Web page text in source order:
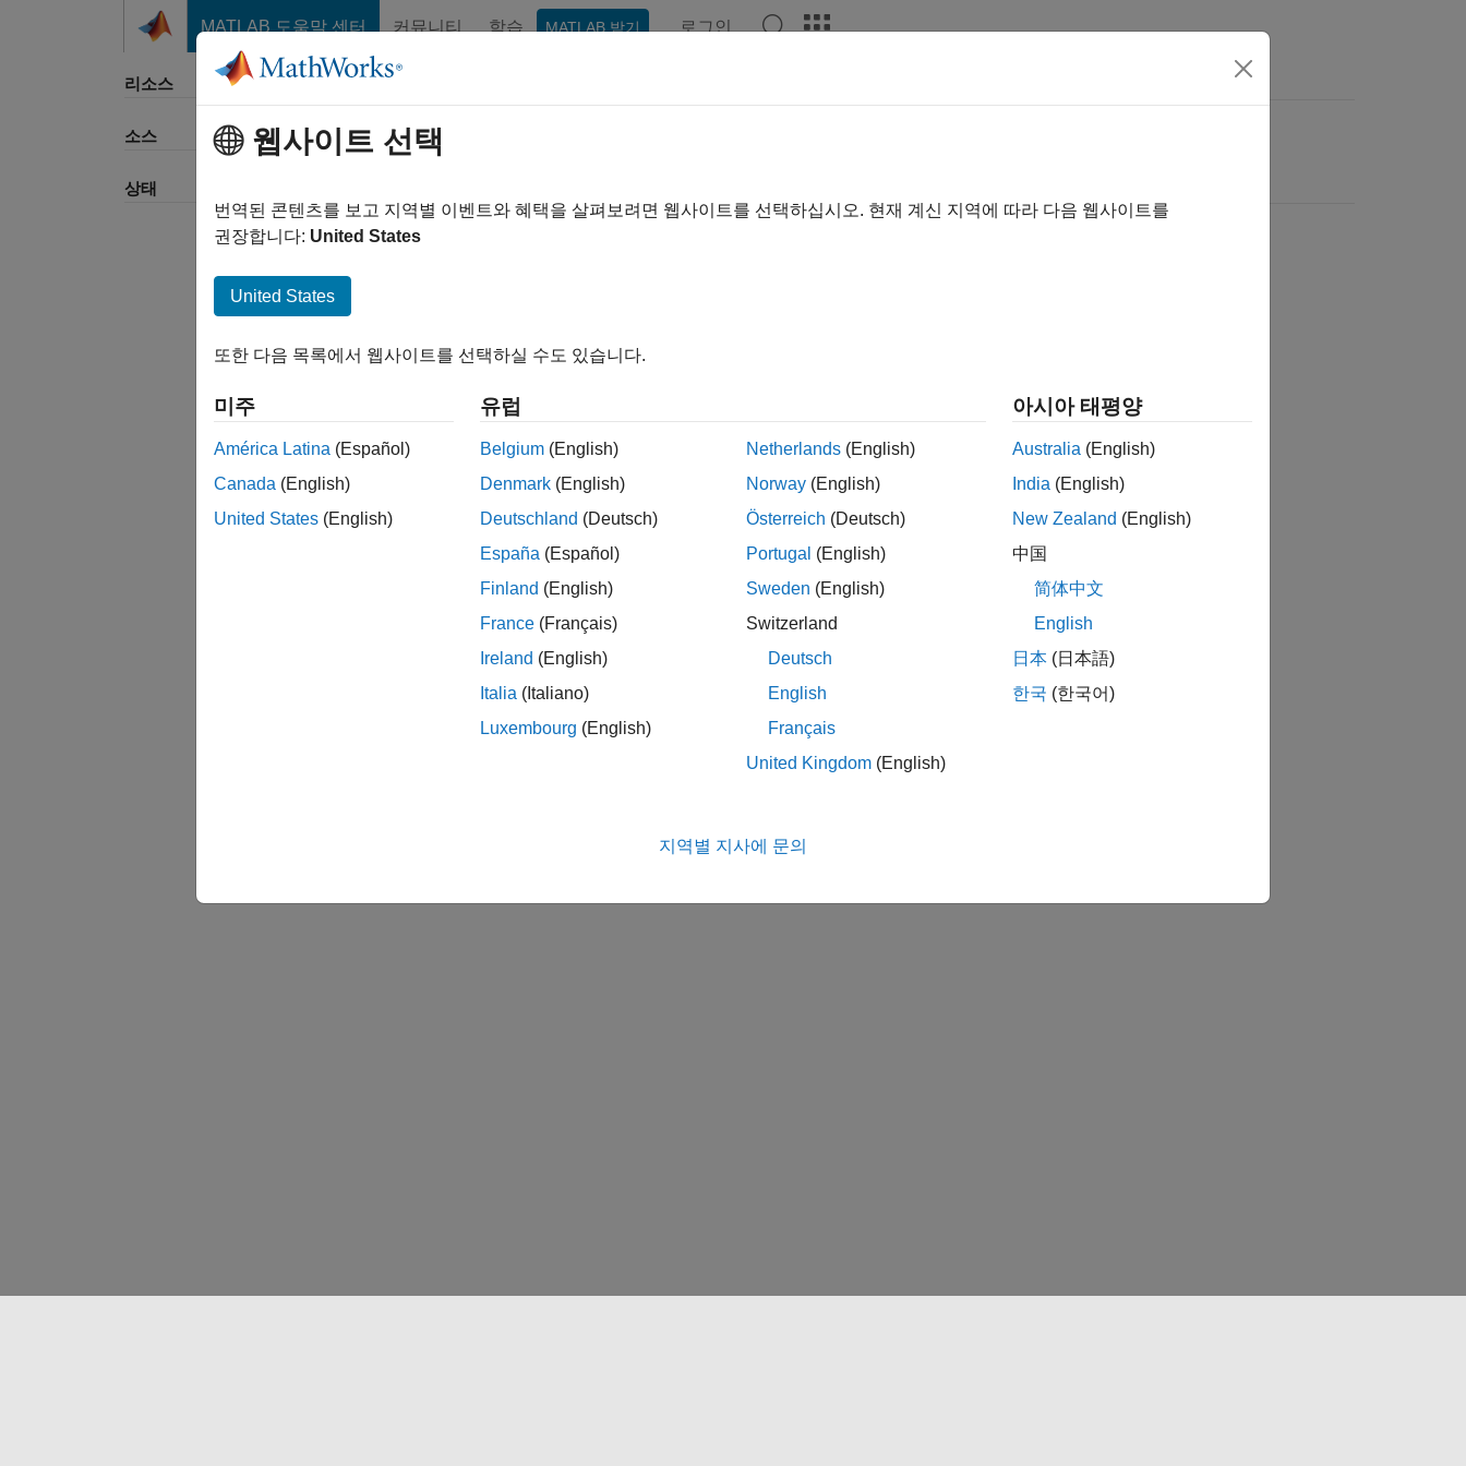
MATLAB 도움말 센터 커뮤니티 학습 MATLAB 받기 로그인
리소스
소스
상태
웹사이트 선택
번역된 콘텐츠를 보고 지역별 이벤트와 혜택을 살펴보려면 웹사이트를 선택하십시오. 현재 계신 지역에 따라 다음 웹사이트를
권장합니다: United States
United States
또한 다음 목록에서 웹사이트를 선택하실 수도 있습니다.
미주
América Latina (Español)
Canada (English)
United States (English)
유럽
Belgium (English)
Denmark (English)
Deutschland (Deutsch)
España (Español)
Finland (English)
France (Français)
Ireland (English)
Italia (Italiano)
Luxembourg (English)
Netherlands (English)
Norway (English)
Österreich (Deutsch)
Portugal (English)
Sweden (English)
Switzerland
Deutsch
English
Français
United Kingdom (English)
아시아 태평양
Australia (English)
India (English)
New Zealand (English)
中国
简体中文
English
日本 (日本語)
한국 (한국어)
지역별 지사에 문의